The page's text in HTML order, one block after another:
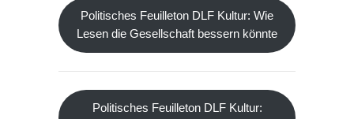
Politisches Feuilleton DLF Kultur: Wie
Lesen die Gesellschaft bessern könnte
Politisches Feuilleton DLF Kultur: